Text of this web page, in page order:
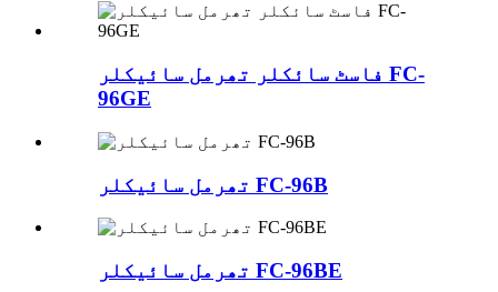
فاسٹ سائکلر تھرمل سائیکلر FC-
96GE
تھرمل سائیکلر FC-96B
تھرمل سائیکلر FC-96BE